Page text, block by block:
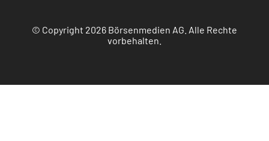
© Copyright 2026 Börsenmedien AG. Alle Rechte
vorbehalten.